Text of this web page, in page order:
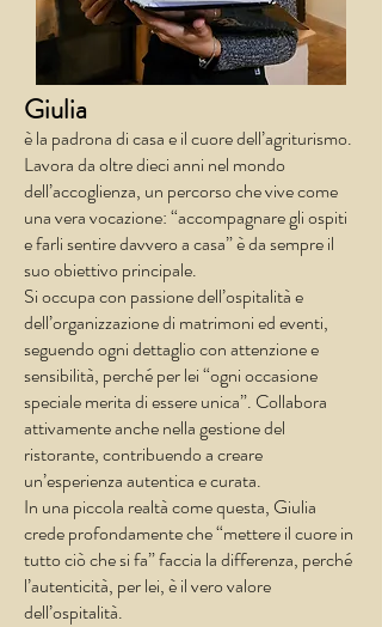
Giulia
è la padrona di casa e il cuore dell’agriturismo.
Lavora da oltre dieci anni nel mondo
dell’accoglienza, un percorso che vive come
una vera vocazione: “accompagnare gli ospiti
e farli sentire davvero a casa” è da sempre il
suo obiettivo principale.
Si occupa con passione dell’ospitalità e
dell’organizzazione di matrimoni ed eventi,
seguendo ogni dettaglio con attenzione e
sensibilità, perché per lei “ogni occasione
speciale merita di essere unica”. Collabora
attivamente anche nella gestione del
ristorante, contribuendo a creare
un’esperienza autentica e curata.
In una piccola realtà come questa, Giulia
crede profondamente che “mettere il cuore in
tutto ciò che si fa” faccia la differenza, perché
l’autenticità, per lei, è il vero valore
dell’ospitalità.